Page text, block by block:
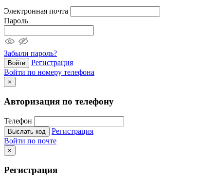
Электронная почта
Пароль
Забыли пароль?
Войти
Регистрация
Войти по номеру телефона
×
Авторизация по телефону
Телефон
Выслать код
Регистрация
Войти по почте
×
Регистрация